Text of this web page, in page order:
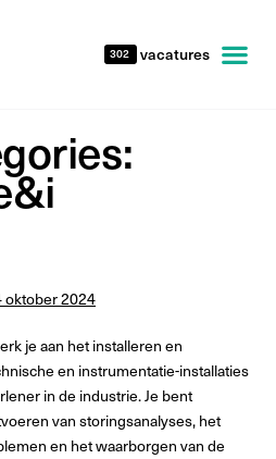
302 vacatures
oktober 2024
je aan het installeren en
en instrumentatie-installaties
in de industrie. Je bent
van storingsanalyses, het
en het waarborgen van de